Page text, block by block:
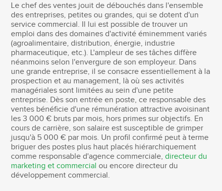
Le chef des ventes jouit de débouchés dans l'ensemble
des entreprises, petites ou grandes, qui se dotent d'un
service commercial. Il lui est possible de trouver un
emploi dans des domaines d'activité éminemment variés
(agroalimentaire, distribution, énergie, industrie
pharmaceutique, etc.). L'ampleur de ses tâches diffère
néanmoins selon l'envergure de son employeur. Dans
une grande entreprise, il se consacre essentiellement à la
prospection et au management, là où ses activités
managériales sont limitées au sein d'une petite
entreprise. Dès son entrée en poste, ce responsable des
ventes bénéficie d'une rémunération attractive avoisinant
les 3 000 € bruts par mois, hors primes sur objectifs. En
cours de carrière, son salaire est susceptible de grimper
jusqu'à 5 000 € par mois. Un profil confirmé peut à terme
briguer des postes plus haut placés hiérarchiquement
comme responsable d'agence commerciale,directeur du
marketing et commercial ou encore directeur du
développement commercial.